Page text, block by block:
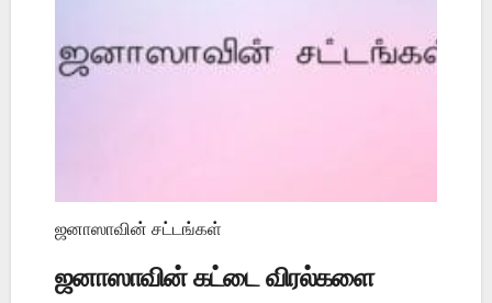
ஜனாஸாவின் சட்டங்கள்
ஜனாஸாவின் கட்டை விரல்களை